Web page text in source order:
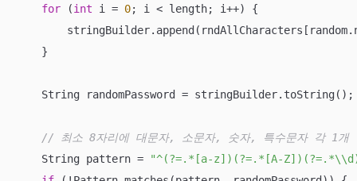
for (int i = 0; i < length; i++) {
    }
    String randomPassword = stringBuilder.toString();
// 최소 8자리에 대문자, 소문자, 숫자, 특수문자 각 1개
    String pattern =
"^(?=.*[a-z])(?=.*[A-